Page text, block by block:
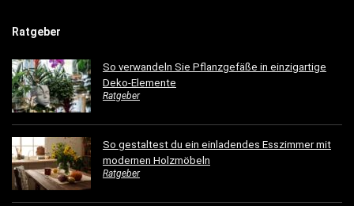
Ratgeber
So verwandeln Sie Pflanzgefäße in einzigartige
Deko-Elemente
Ratgeber
So gestaltest du ein einladendes Esszimmer mit
modernen Holzmöbeln
Ratgeber